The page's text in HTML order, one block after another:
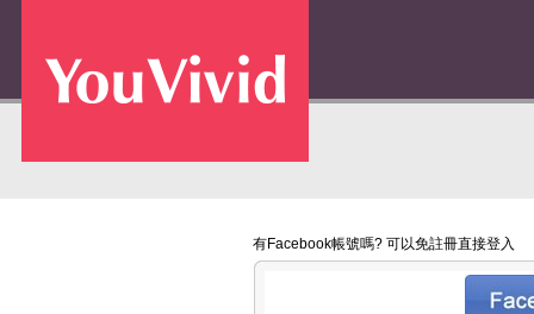
有Facebook帳號嗎? 可以免註冊直接登入